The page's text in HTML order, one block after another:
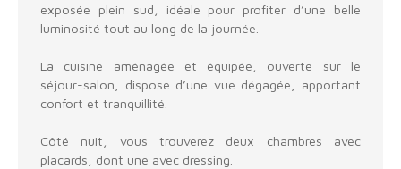
exposée plein sud, idéale pour profiter d’une belle
luminosité tout au long de la journée.
La cuisine aménagée et équipée, ouverte sur le
séjour-salon, dispose d’une vue dégagée, apportant
confort et tranquillité.
Côté nuit, vous trouverez deux chambres avec
placards, dont une avec dressing.